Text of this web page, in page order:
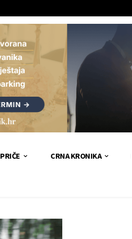
PRIČE CRNA KRONIKA